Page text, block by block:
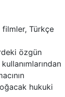
filmler, Türkçe
özgün
hukuki